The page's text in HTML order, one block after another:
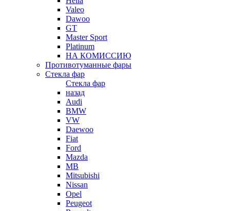
Valeo
Dawoo
GT
Master Sport
Platinum
НА КОМИССИЮ
Противотуманные фары
Стекла фар
Стекла фар
назад
Audi
BMW
VW
Daewoo
Fiat
Ford
Mazda
MB
Mitsubishi
Nissan
Opel
Peugeot